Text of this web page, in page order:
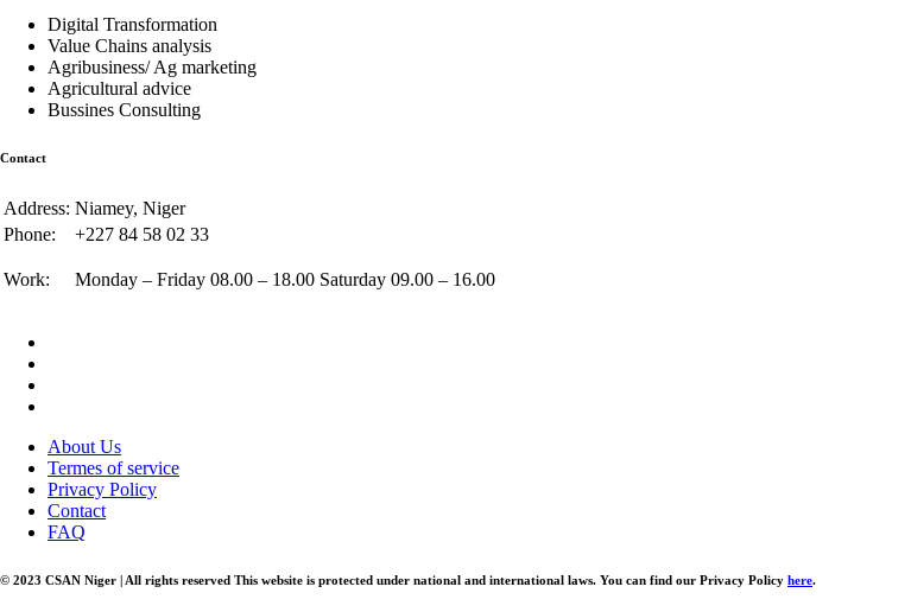
Digital Transformation
Value Chains analysis
Agribusiness/ Ag marketing
Agricultural advice
Bussines Consulting
Contact
Address: Niamey, Niger
Phone:
+227 84 58 02 33
Work: Monday – Friday 08.00 – 18.00 Saturday 09.00 – 16.00
About Us
Termes of service
Privacy Policy
Contact
FAQ
© 2023 CSAN Niger | All rights reserved This website is protected under national and international laws. You can find our Privacy Policy here.